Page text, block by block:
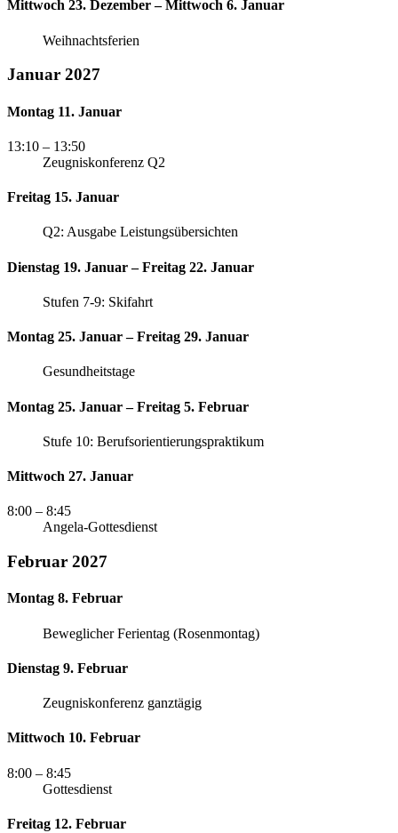
Mittwoch 23. Dezember – Mittwoch 6. Januar
Weihnachtsferien
Januar 2027
Montag 11. Januar
13:10 – 13:50
Zeugniskonferenz Q2
Freitag 15. Januar
Q2: Ausgabe Leistungsübersichten
Dienstag 19. Januar – Freitag 22. Januar
Stufen 7-9: Skifahrt
Montag 25. Januar – Freitag 29. Januar
Gesundheitstage
Montag 25. Januar – Freitag 5. Februar
Stufe 10: Berufsorientierungspraktikum
Mittwoch 27. Januar
8:00 – 8:45
Angela-Gottesdienst
Februar 2027
Montag 8. Februar
Beweglicher Ferientag (Rosenmontag)
Dienstag 9. Februar
Zeugniskonferenz ganztägig
Mittwoch 10. Februar
8:00 – 8:45
Gottesdienst
Freitag 12. Februar